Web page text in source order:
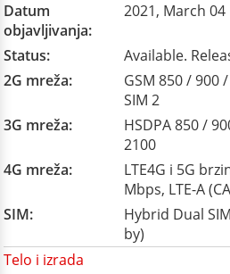
Datum
objavljivanja:
2021, March 04
Status:
Available.
2G mreža:
GSM 850 / 900
SIM 2
3G mreža:
HSDPA 850 /
2100
4G mreža:
LTE4G i 5G
Mbps, LTE-A
SIM:
Hybrid Dual
by)
Telo i izrada